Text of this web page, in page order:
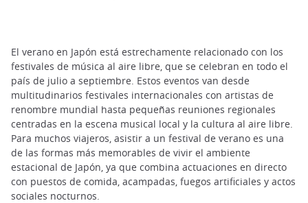
El verano en Japón está estrechamente relacionado con los
festivales de música al aire libre, que se celebran en todo el
país de julio a septiembre. Estos eventos van desde
multitudinarios festivales internacionales con artistas de
renombre mundial hasta pequeñas reuniones regionales
centradas en la escena musical local y la cultura al aire libre.
Para muchos viajeros, asistir a un festival de verano es una
de las formas más memorables de vivir el ambiente
estacional de Japón, ya que combina actuaciones en directo
con puestos de comida, acampadas, fuegos artificiales y actos
sociales nocturnos.